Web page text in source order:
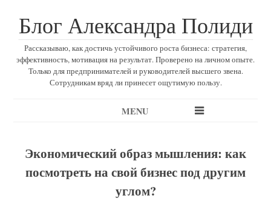
Блог Александра Полиди
Рассказываю, как достичь устойчивого роста бизнеса: стратегия,
эффективность, мотивация на результат. Проверено на личном опыте.
Только для предпринимателей и руководителей высшего звена.
Сотрудникам вряд ли принесет ощутимую пользу.
MENU
Экономический образ мышления: как
посмотреть на свой бизнес под другим
углом?